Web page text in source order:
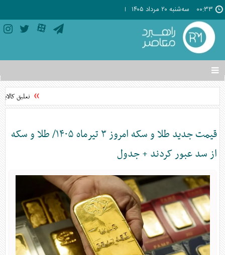
۰۰:۳۳ سه‌شنبه ۲۰ مرداد ۱۴۰۵
تغییر
وضعیت
منوی
ها
تعلیق
قیمت جدید طلا و سکه امروز ۳ تیرماه ۱۴۰۵/ طلا و سکه
از سد عبور کردند + جدول